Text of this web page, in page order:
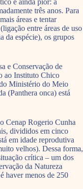
é ainda pior: a
três anos. Para
áreas e tentar
entre áreas de uso
da espécie), os grupos
e Conservação de
ao Instituto Chico
Ministério do Meio
(Panthera onca) está
Cenap Rogerio Cunha
divididos em cinco
em idade reprodutiva
velhos). Dessa forma,
crítica – um dos
da Natureza
haver menos de 250